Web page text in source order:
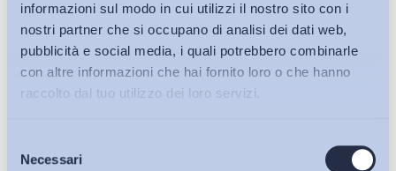
informazioni sul modo in cui utilizzi il nostro sito con i
nostri partner che si occupano di analisi dei dati web,
pubblicità e social media, i quali potrebbero combinarle
con altre informazioni che hai fornito loro o che hanno
raccolto dal tuo utilizzo dei loro servizi.
delNecessariBollettini ADAPT